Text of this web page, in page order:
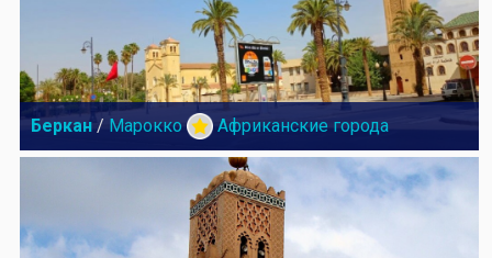
Беркан / Марокко Африканские города